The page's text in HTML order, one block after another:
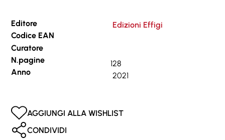
Editore
Edizioni Effigi
Codice EAN
Curatore
N.pagine
128
Anno
2021
AGGIUNGI ALLA WISHLIST
CONDIVIDI